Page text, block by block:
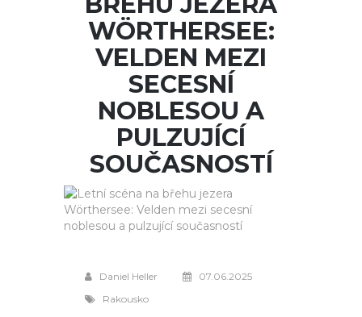
WÖRTHERSEE:
VELDEN MEZI
SECESNÍ
NOBLESOU A
PULZUJÍCÍ
SOUČASNOSTÍ
Daniel Heller
07.06.2025
Rakousko